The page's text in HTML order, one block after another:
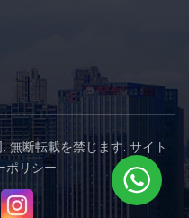
無断転載を禁じます. サイト
ポリシー